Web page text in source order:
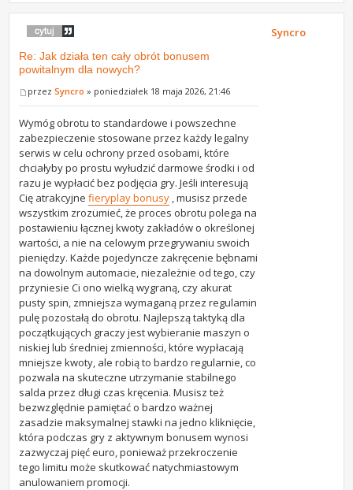
Re: Jak działa ten cały obrót bonusem
powitalnym dla nowych?
przezSyncro » poniedziałek 18 maja 2026, 21:46
Wymóg obrotu to standardowe i powszechne
zabezpieczenie stosowane przez każdy legalny
serwis w celu ochrony przed osobami, które
chciałyby po prostu wyłudzić darmowe środki i od
razu je wypłacić bez podjęcia gry. Jeśli interesują
Cię atrakcyjnefieryplay bonusy , musisz przede
wszystkim zrozumieć, że proces obrotu polega na
postawieniu łącznej kwoty zakładów o określonej
wartości, a nie na celowym przegrywaniu swoich
pieniędzy. Każde pojedyncze zakręcenie bębnami
na dowolnym automacie, niezależnie od tego, czy
przyniesie Ci ono wielką wygraną, czy akurat
pusty spin, zmniejsza wymaganą przez regulamin
pulę pozostałą do obrotu. Najlepszą taktyką dla
początkujących graczy jest wybieranie maszyn o
niskiej lub średniej zmienności, które wypłacają
mniejsze kwoty, ale robią to bardzo regularnie, co
pozwala na skuteczne utrzymanie stabilnego
salda przez długi czas kręcenia. Musisz też
bezwzględnie pamiętać o bardzo ważnej
zasadzie maksymalnej stawki na jedno kliknięcie,
która podczas gry z aktywnym bonusem wynosi
zazwyczaj pięć euro, ponieważ przekroczenie
tego limitu może skutkować natychmiastowym
anulowaniem promocji.
Syncro